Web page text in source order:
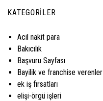
KATEGORILER
Acil nakit para
Bakıcılık
Başvuru Sayfası
Bayilik ve franchise verenler
ek iş fırsatları
elişi-örgü işleri